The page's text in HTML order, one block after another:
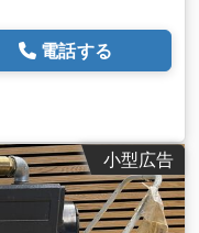
電話する
小型広告